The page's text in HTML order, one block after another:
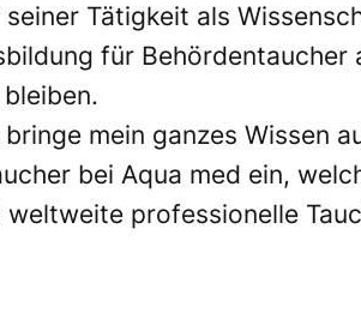
Tätigkeit als
für
mein ganzes Wissen
bei Aqua med ein,
weltweite professionelle